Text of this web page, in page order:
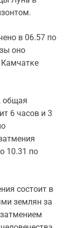
в 06.57 по
оно
Камчатке
общая
6 часов и 3
10.31 по
состоит в
землян за